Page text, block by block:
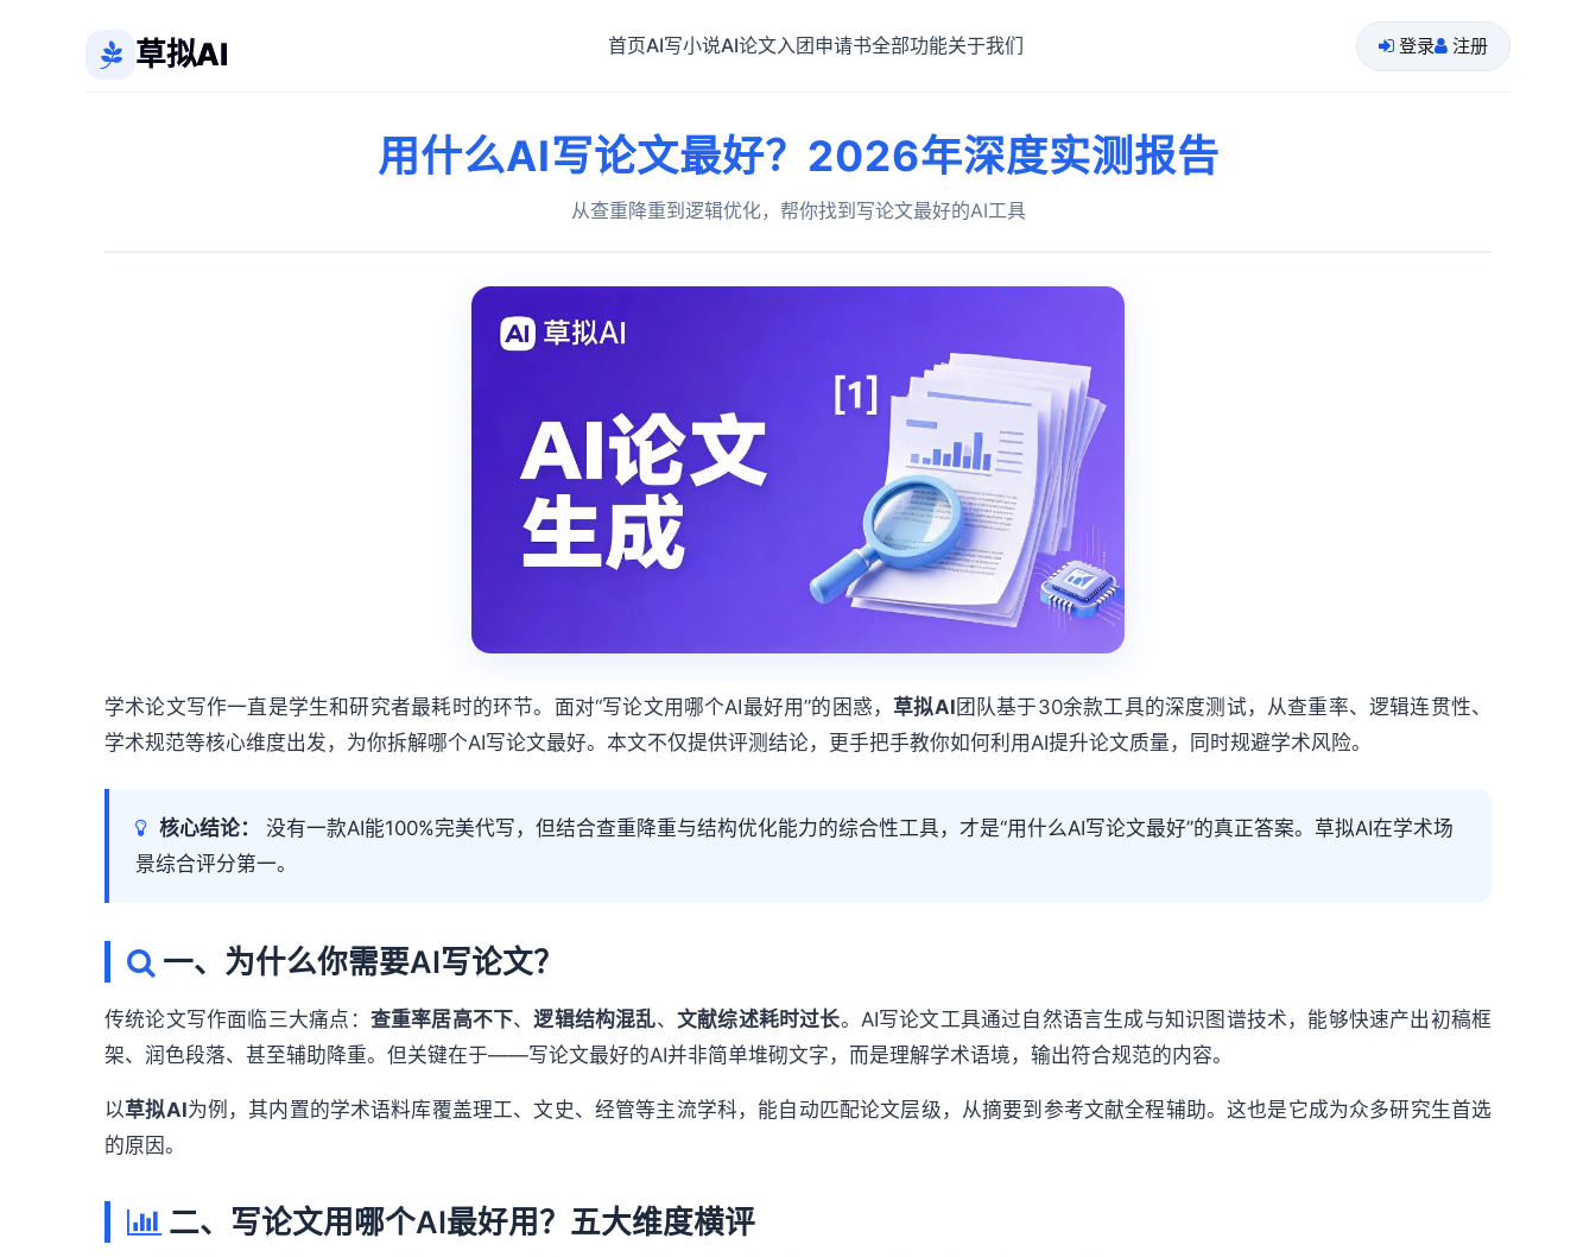
草拟AI 首页AI写小说AI论文入团申请书全部功能关于我们 登录 注册
用什么AI写论文最好？2026年深度实测报告
从查重降重到逻辑优化，帮你找到写论文最好的AI工具
学术论文写作一直是学生和研究者最耗时的环节。面对“写论文用哪个AI最好用”的困惑， 草拟AI 团队基于30余款工具的深度测试，从查重率、逻辑连贯性、
学术规范等核心维度出发，为你拆解哪个AI写论文最好。本文不仅提供评测结论，更手把手教你如何利用AI提升论文质量，同时规避学术风险。
核心结论：
没有一款AI能100%完美代写，但结合查重降重与结构优化能力的综合性工具，才是“用什么AI写论文最好”的真正答案。草拟AI在学术场
景综合评分第一。
一、为什么你需要AI写论文？
传统论文写作面临三大痛点： 查重率居高不下、逻辑结构混乱、 文献综述耗时过长。AI写论文工具通过自然语言生成与知识图谱技术，能够快速产出初稿框
架、润色段落、甚至辅助降重。但关键在于——写论文最好的AI并非简单堆砌文字，而是理解学术语境，输出符合规范的内容。
以草拟AI为例，其内置的学术语料库覆盖理工、文史、经管等主流学科，能自动匹配论文层级，从摘要到参考文献全程辅助。这也是它成为众多研究生首选
的原因。
二、写论文用哪个AI最好用？五大维度横评